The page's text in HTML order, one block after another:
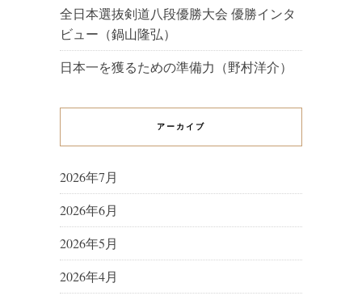
全日本選抜剣道八段優勝大会 優勝インタ
ビュー（鍋山隆弘）
日本一を獲るための準備力（野村洋介）
アーカイブ
2026年7月
2026年6月
2026年5月
2026年4月